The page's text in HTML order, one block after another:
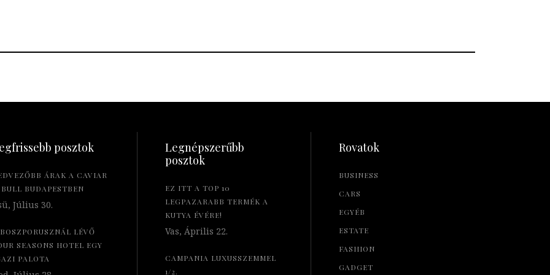
posztok
ÁRAK A CAVIAR
BUDAPESTBEN
Július 30.
LÉVŐ
SEASONS HOTEL EGY
PALOTA
Legnépszerűbb
posztok
EZ ITT A TOP 10
LEGPAZARABB TERMÉK A
KUTYA ÉVÉRE!
Vas, Április 22.
CAMPANIA LUXUSSZEMMEL
1/2.
Rovatok
BUSINESS
CARS
EGYÉB
ESTATE
FASHION
GADGET